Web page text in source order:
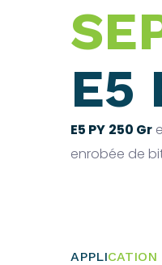
E5
E5 PY 250 Gr
enrobée de
APPLICATION